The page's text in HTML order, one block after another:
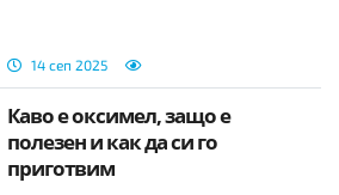
14 сеп 2025
Каво e оксимел, защо е
полезен и как да си го
приготвим